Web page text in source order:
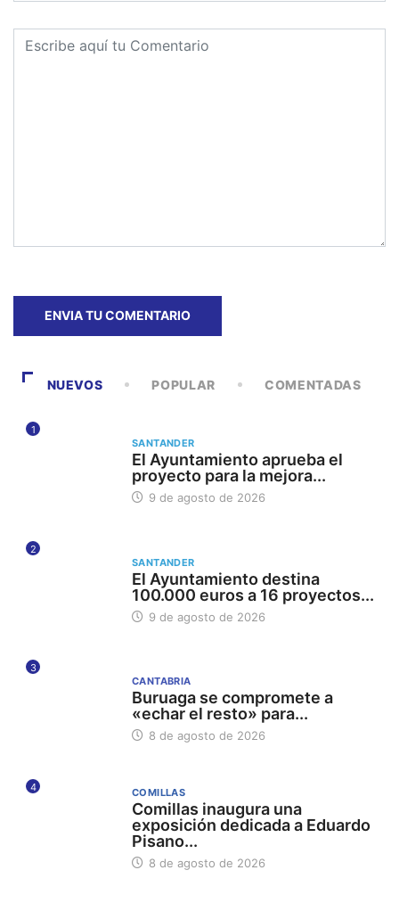
NUEVOS POPULAR COMENTADAS
1
SANTANDER
El Ayuntamiento aprueba el
proyecto para la mejora...
9 de agosto de 2026
2
SANTANDER
El Ayuntamiento destina
100.000 euros a 16 proyectos...
9 de agosto de 2026
3
CANTABRIA
Buruaga se compromete a
«echar el resto» para...
8 de agosto de 2026
4 COMILLAS
Comillas inaugura una
exposición dedicada a Eduardo
Pisano...
8 de agosto de 2026